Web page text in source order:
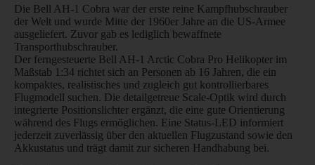
Die Bell AH-1 Cobra war der erste reine Kampfhubschrauber
der Welt und wurde Mitte der 1960er Jahre an die US-Armee
ausgeliefert. Zuvor gab es lediglich bewaffnete
Transporthubschrauber.
Der ferngesteuerte Bell AH-1 Arctic Cobra Pro Helikopter im
Maßstab 1:34 richtet sich an Personen ab 16 Jahren, die ein
kompaktes, realistisches und zugleich gut kontrollierbares
Flugmodell suchen. Die detailgetreue Scale-Optik wird durch
integrierte Positionslichter ergänzt, die eine gute Orientierung
während des Flugs ermöglichen. Eine Status-LED informiert
jederzeit zuverlässig über den aktuellen Flugzustand sowie den
Akkustatus und trägt damit zur sicheren Handhabung bei.